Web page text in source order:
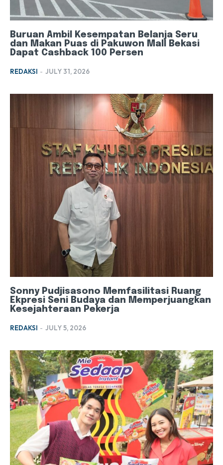
Buruan Ambil Kesempatan Belanja Seru
dan Makan Puas di Pakuwon Mall Bekasi
Dapat Cashback 100 Persen
REDAKSI - JULY 31, 2026
Sonny Pudjisasono Memfasilitasi Ruang
Ekpresi Seni Budaya dan Memperjuangkan
Kesejahteraan Pekerja
REDAKSI - JULY 5, 2026